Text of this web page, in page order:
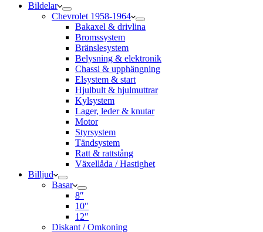
Bildelar
Chevrolet 1958-1964
Bakaxel & drivlina
Bromssystem
Bränslesystem
Belysning & elektronik
Chassi & upphängning
Elsystem & start
Hjulbult & hjulmuttrar
Kylsystem
Lager, leder & knutar
Motor
Styrsystem
Tändsystem
Ratt & rattstång
Växellåda / Hastighet
Billjud
Basar
8″
10″
12″
Diskant / Omkoning​